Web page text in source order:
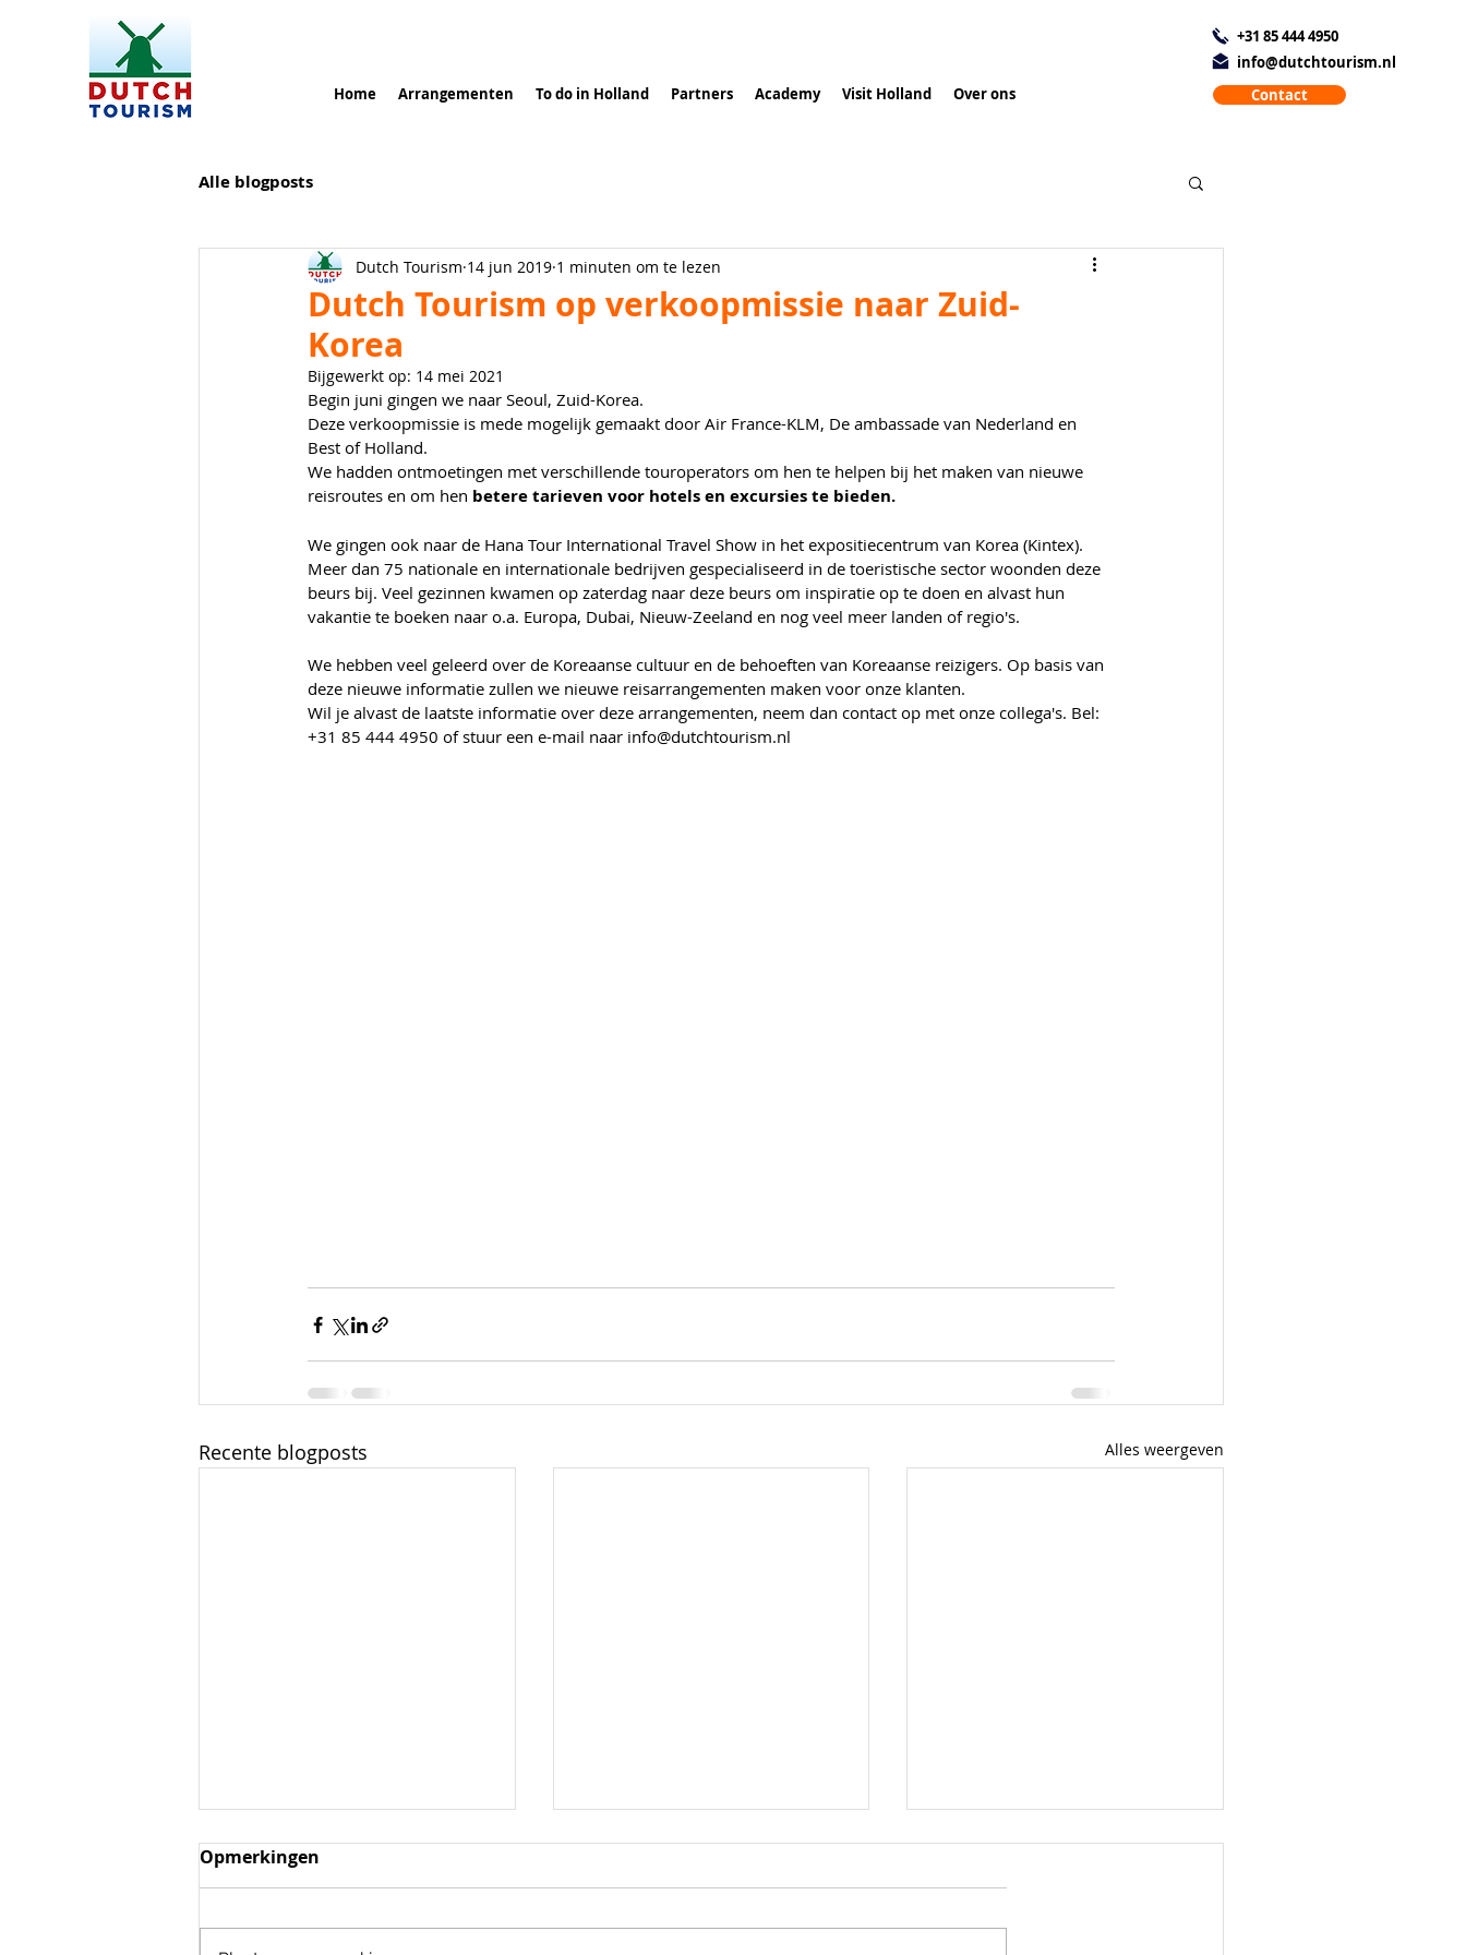
Home Arrangementen To do in Holland Partners Academy Visit Holland Over ons
+31 85 444 4950
info@dutchtourism.nl
Contact
Alle blogposts
Dutch Tourism op verkoopmissie naar Zuid-
Korea
Dutch Tourism 14 jun 2019 1 minuten om te lezen
Bijgewerkt op: 14 mei 2021
Begin juni gingen we naar Seoul, Zuid-Korea.
Deze verkoopmissie is mede mogelijk gemaakt door Air France-KLM, De ambassade van Nederland en
Best of Holland.
We hadden ontmoetingen met verschillende touroperators om hen te helpen bij het maken van nieuwe
reisroutes en om hen betere tarieven voor hotels en excursies te bieden.
We gingen ook naar de Hana Tour International Travel Show in het expositiecentrum van Korea (Kintex).
Meer dan 75 nationale en internationale bedrijven gespecialiseerd in de toeristische sector woonden deze
beurs bij. Veel gezinnen kwamen op zaterdag naar deze beurs om inspiratie op te doen en alvast hun
vakantie te boeken naar o.a. Europa, Dubai, Nieuw-Zeeland en nog veel meer landen of regio's.
We hebben veel geleerd over de Koreaanse cultuur en de behoeften van Koreaanse reizigers. Op basis van
deze nieuwe informatie zullen we nieuwe reisarrangementen maken voor onze klanten.
Wil je alvast de laatste informatie over deze arrangementen, neem dan contact op met onze collega's. Bel:
+31 85 444 4950 of stuur een e-mail naar info@dutchtourism.nl
Recente blogposts Alles weergeven
Opmerkingen